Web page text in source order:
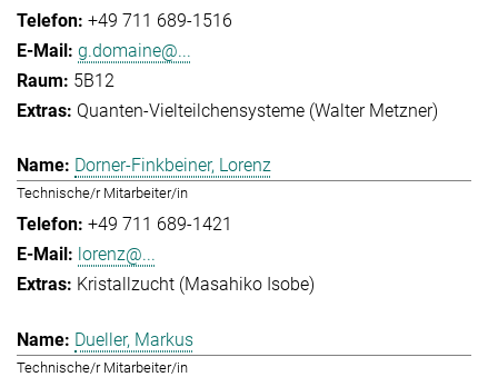
+49 711 689-1516
g.domaine@...
5B12
Quanten-Vielteilchensysteme (Walter Metzner)
Dorner-Finkbeiner, Lorenz
Technische/r Mitarbeiter/in
+49 711 689-1421
lorenz@...
Kristallzucht (Masahiko Isobe)
Dueller, Markus
Technische/r Mitarbeiter/in